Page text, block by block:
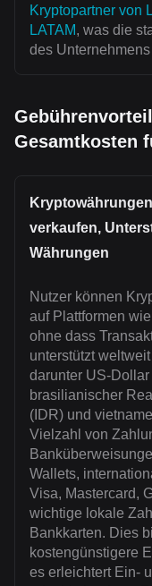
Kryptopartner von
LATAM, was die
des
Gesamtkosten
verkaufen,
Währungen
Nutzer können
auf Plattformen wie
ohne dass
unterstützt
darunter US-
brasilianischer
(IDR) und
Vielzahl von
Wallets,
Visa, Mastercard,
wichtige lokale
Bankkarten. Dies
kostengünstigere
es erleichtert Ein-